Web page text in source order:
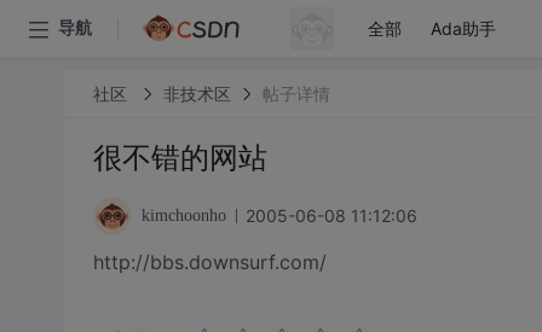
导航 全部 Ada助手
社区 非技术区 帖子详情
很不错的网站
kimchoonho 2005-06-08 11:12:06
http://bbs.downsurf.com/